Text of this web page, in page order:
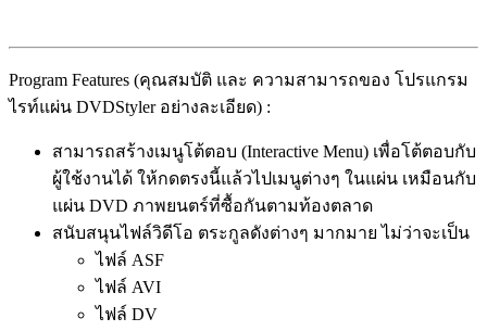
Program Features (คุณสมบัติ และ ความสามารถของ โปรแกรม
ไรท์แผ่น DVDStyler อย่างละเอียด) :
สามารถสร้างเมนูโต้ตอบ (Interactive Menu) เพื่อโต้ตอบกับ
ผู้ใช้งานได้ ให้กดตรงนี้แล้วไปเมนูต่างๆ ในแผ่น เหมือนกับ
แผ่น DVD ภาพยนตร์ที่ซื้อกันตามท้องตลาด
สนับสนุนไฟล์วิดีโอ ตระกูลดังต่างๆ มากมาย ไม่ว่าจะเป็น
ไฟล์ ASF
ไฟล์ AVI
ไฟล์ DV